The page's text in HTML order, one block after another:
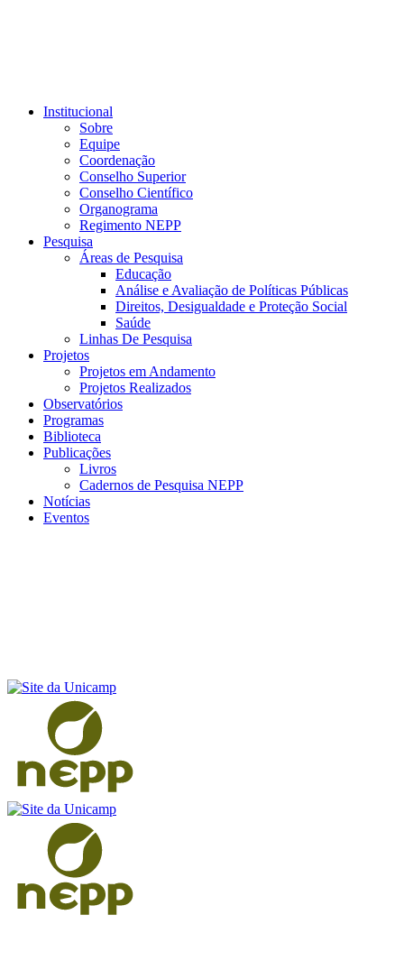
Institucional
Sobre
Equipe
Coordenação
Conselho Superior
Conselho Científico
Organograma
Regimento NEPP
Pesquisa
Áreas de Pesquisa
Educação
Análise e Avaliação de Políticas Públicas
Direitos, Desigualdade e Proteção Social
Saúde
Linhas De Pesquisa
Projetos
Projetos em Andamento
Projetos Realizados
Observatórios
Programas
Biblioteca
Publicações
Livros
Cadernos de Pesquisa NEPP
Notícias
Eventos